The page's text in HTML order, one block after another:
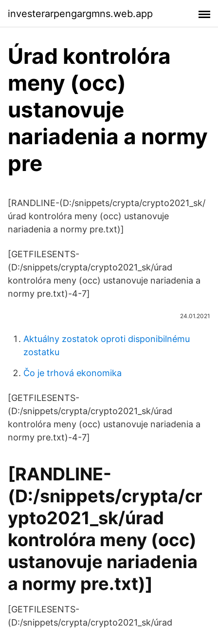
investerarpengargmns.web.app
Úrad kontrolóra
meny (occ)
ustanovuje
nariadenia a normy
pre
[RANDLINE-(D:/snippets/crypta/crypto2021_sk/
úrad kontrolóra meny (occ) ustanovuje
nariadenia a normy pre.txt)]
[GETFILESENTS-
(D:/snippets/crypta/crypto2021_sk/úrad
kontrolóra meny (occ) ustanovuje nariadenia a
normy pre.txt)-4-7]
24.01.2021
Aktuálny zostatok oproti disponibilnému
zostatku
Čo je trhová ekonomika
[GETFILESENTS-
(D:/snippets/crypta/crypto2021_sk/úrad
kontrolóra meny (occ) ustanovuje nariadenia a
normy pre.txt)-4-7]
[RANDLINE-
(D:/snippets/crypta/cr
ypto2021_sk/úrad
kontrolóra meny (occ)
ustanovuje nariadenia
a normy pre.txt)]
[GETFILESENTS-
(D:/snippets/crypta/crypto2021_sk/úrad